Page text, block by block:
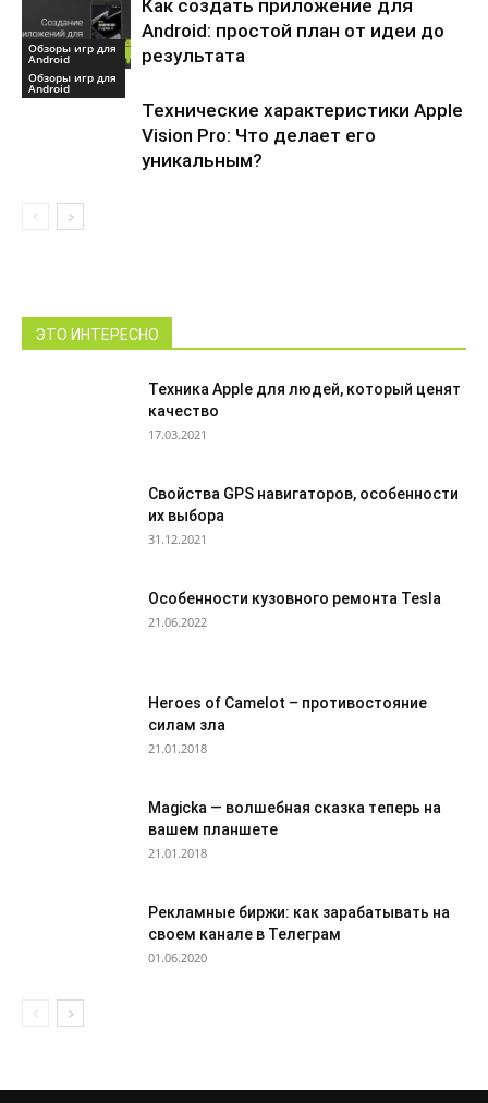
Обзоры игр для
Android
Как создать приложение для
Android: простой план от идеи до
результата
Обзоры игр для
Android
Технические характеристики Apple
Vision Pro: Что делает его
уникальным?
ЭТО ИНТЕРЕСНО
Техника Apple для людей, который ценят
качество
17.03.2021
Свойства GPS навигаторов, особенности
их выбора
31.12.2021
Особенности кузовного ремонта Tesla
21.06.2022
Heroes of Camelot – противостояние
силам зла
21.01.2018
Magicka — волшебная сказка теперь на
вашем планшете
21.01.2018
Рекламные биржи: как зарабатывать на
своем канале в Телеграм
01.06.2020